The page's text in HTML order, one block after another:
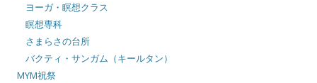
ヨーガ・瞑想クラス
瞑想専科
さまらさの台所
バクティ・サンガム（キールタン）
MYM祝祭